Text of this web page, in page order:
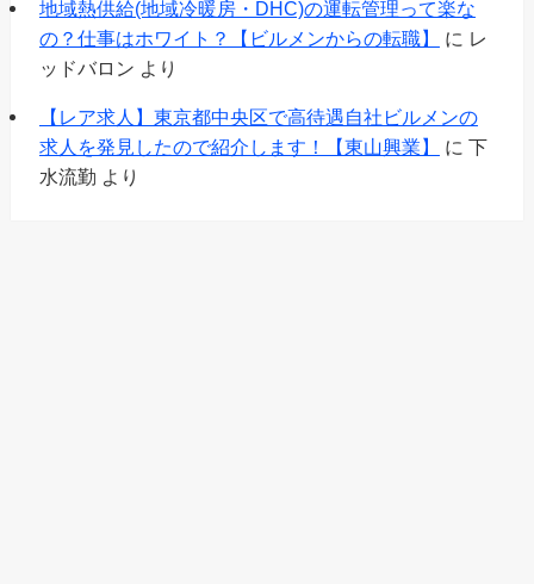
地域熱供給(地域冷暖房・DHC)の運転管理って楽な
の？仕事はホワイト？【ビルメンからの転職】
に レ
ッドバロン より
【レア求人】東京都中央区で高待遇自社ビルメンの
求人を発見したので紹介します！【東山興業】
に 下
水流勤 より